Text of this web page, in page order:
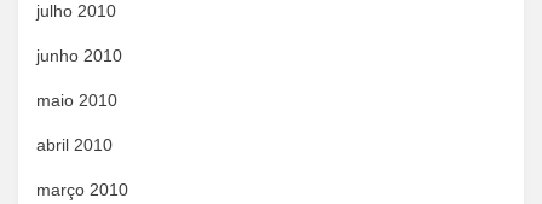
julho 2010
junho 2010
maio 2010
abril 2010
março 2010